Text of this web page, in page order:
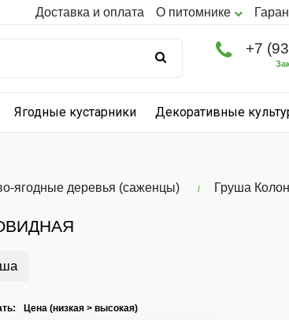
Доставка и оплата О питомнике
+7
Ягодные кустарники Декоративные
ягодные деревья (саженцы) Груша